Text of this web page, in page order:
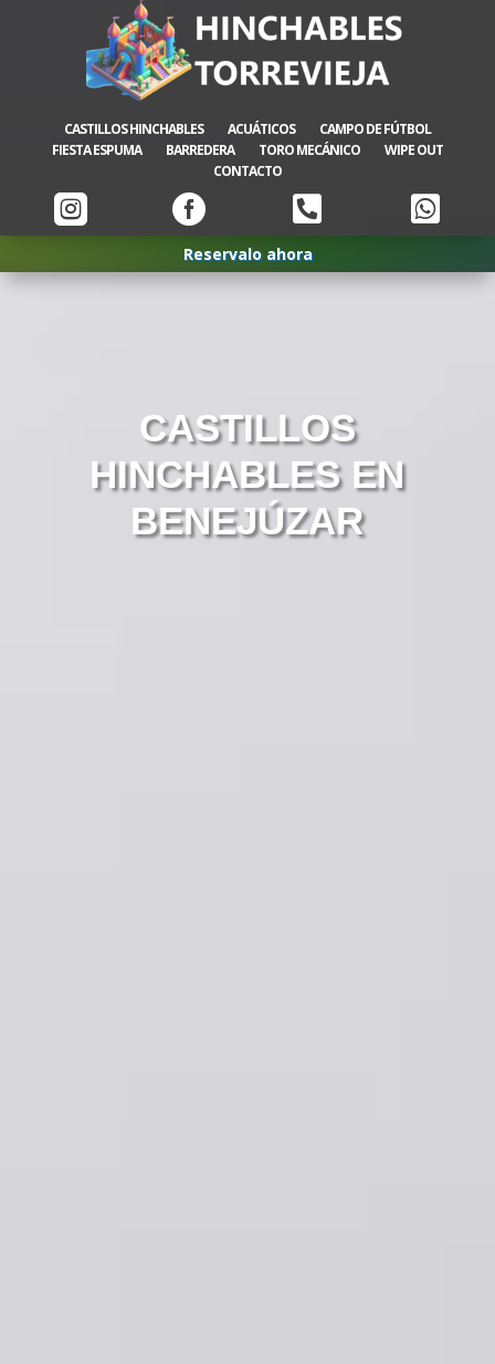
CASTILLOS HINCHABLES ACUÁTICOS
CAMPO DE FÚTBOL
FIESTA ESPUMA
BARREDERA TORO MECÁNICO
WIPE OUT
CONTACTO
   
Reservalo ahora
CASTILLOS
HINCHABLES EN
BENEJÚZAR